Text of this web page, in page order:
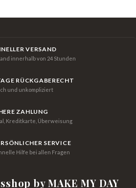
VERSAND
innerhalb von 24 Stunden
RÜCKGABERECHT
und unkompliziert
ZAHLUNG
Kreditkarte, Überweisung
SERVICE
Hilfe bei allen Fragen
by MAKE MY DAY